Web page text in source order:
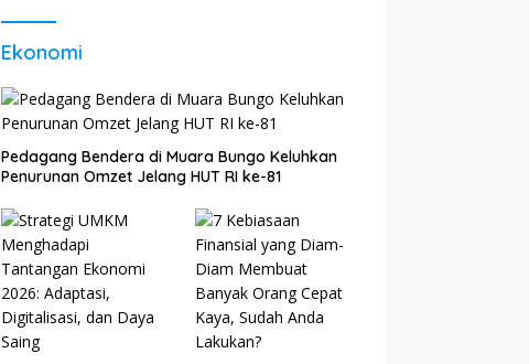
Ekonomi
Pedagang Bendera di Muara Bungo Keluhkan
Penurunan Omzet Jelang HUT RI ke-81